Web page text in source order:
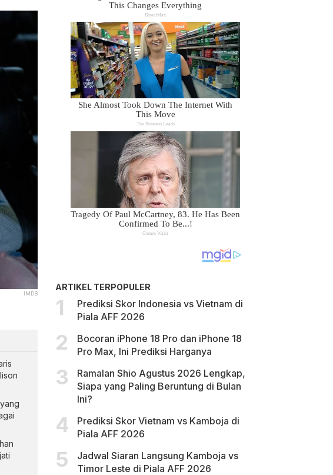
IMDB
ARTIKEL TERPOPULER
Prediksi Skor Indonesia vs Vietnam di
Piala AFF 2026
Bocoran iPhone 18 Pro dan iPhone 18
Pro Max, Ini Prediksi Harganya
Ramalan Shio Agustus 2026 Lengkap,
Siapa yang Paling Beruntung di Bulan
Ini?
Prediksi Skor Vietnam vs Kamboja di
Piala AFF 2026
Jadwal Siaran Langsung Kamboja vs
Timor Leste di Piala AFF 2026